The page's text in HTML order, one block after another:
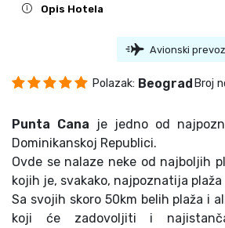
Opis Hotela
Avionski prevoz
Polazak: BeogradBroj
Punta Cana je jedno od
Dominikanskoj Republici.
Ovde se nalaze neke od najboljih
kojih je, svakako, najpoznatija plaža
Sa svojih skoro 50km belih plaža i
koji će zadovoljiti i